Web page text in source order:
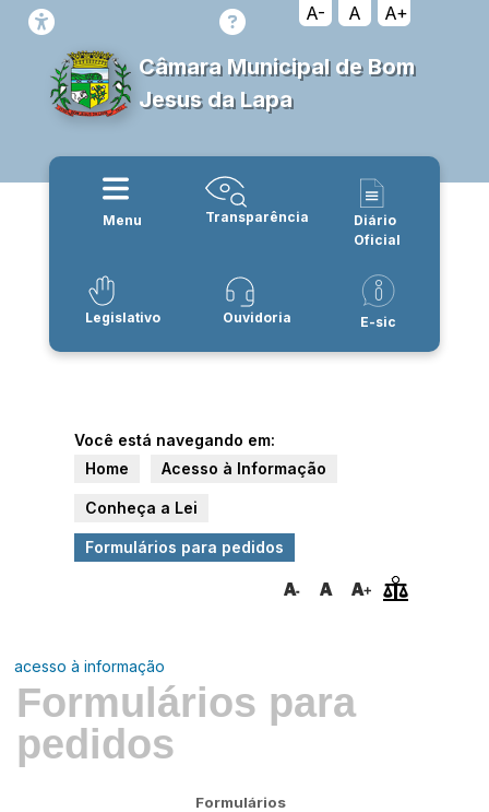
A- A A+
Câmara Municipal de Bom
Jesus da Lapa
Menu Transparência
Diário
Oficial
Legislativo Ouvidoria E-sic
Você está navegando em:
Home
Acesso à Informação
Conheça a Lei
Formulários para pedidos
acesso à informação
Formulários para
pedidos
Formulários